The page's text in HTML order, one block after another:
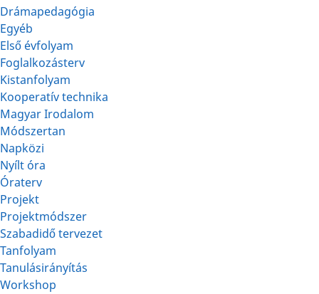
Drámapedagógia
Egyéb
Első évfolyam
Foglalkozásterv
Kistanfolyam
Kooperatív technika
Magyar Irodalom
Módszertan
Napközi
Nyílt óra
Óraterv
Projekt
Projektmódszer
Szabadidő tervezet
Tanfolyam
Tanulásirányítás
Workshop